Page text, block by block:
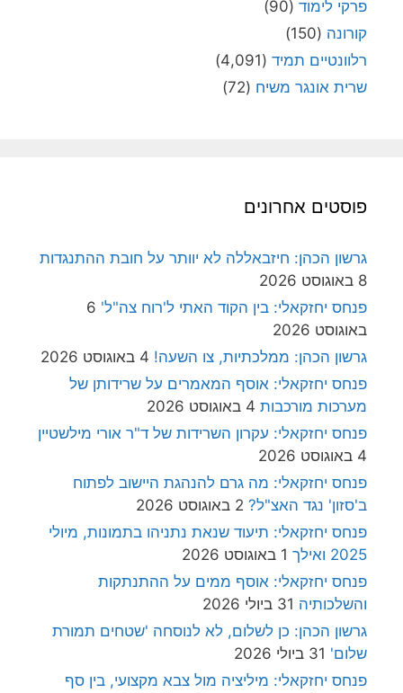
פרקי לימוד (90)
קורונה (150)
רלוונטיים תמיד (4,091)
שרית אונגר משיח (72)
פוסטים אחרונים
גרשון הכהן: חיזבאללה לא יוותר על חובת ההתנגדות
8 באוגוסט 2026
פנחס יחזקאלי: בין הקוד האתי ל'רוח צה"ל' 6
באוגוסט 2026
גרשון הכהן: ממלכתיות, צו השעה! 4 באוגוסט 2026
פנחס יחזקאלי: אוסף המאמרים על שרידותן של
מערכות מורכבות 4 באוגוסט 2026
פנחס יחזקאלי: עקרון השרידות של ד"ר אורי מילשטיין
4 באוגוסט 2026
פנחס יחזקאלי: מה גרם להנהגת היישוב לפתוח
ב'סזון' נגד האצ"ל? 2 באוגוסט 2026
פנחס יחזקאלי: תיעוד שנאת נתניהו בתמונות, מיולי
2025 ואילך
1 באוגוסט 2026
פנחס יחזקאלי: אוסף ממים על ההתנתקות
והשלכותיה 31 ביולי 2026
גרשון הכהן: כן לשלום, לא לנוסחה 'שטחים תמורת
שלום' 31 ביולי 2026
פנחס יחזקאלי: מיליציה מול צבא מקצועי, בין סף